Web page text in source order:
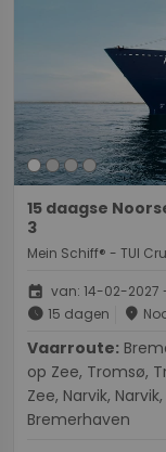
15 daagse
3
Mein Schiff® - TUI
event van: 14-02-
schedule 15 dagen place
Vaarroute:
op Zee, Tromsø,
Zee, Narvik,
Bremerhaven